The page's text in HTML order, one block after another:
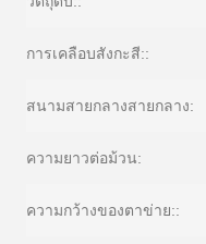
การเคลือบสังกะสี::
สนามสายกลางสายกลาง:
ความยาวต่อม้วน:
ความกว้างของตาข่าย::